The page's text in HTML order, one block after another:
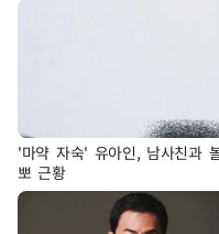
'마약 자숙' 유아인, 남사친과
뽀 근황